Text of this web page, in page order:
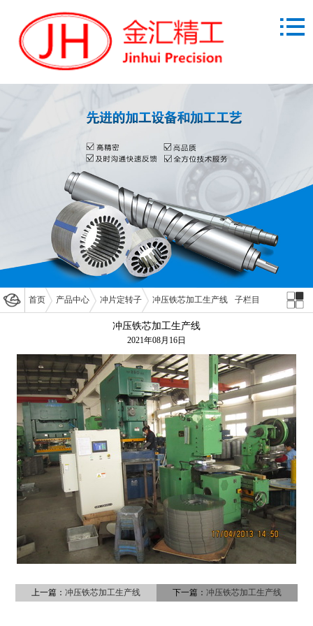
首页 产品中心 冲片定转子 冲压铁芯加工生产线 子栏目
冲压铁芯加工生产线
2021年08月16日
上一篇：冲压铁芯加工生产线 下一篇： 冲压铁芯加工生产线